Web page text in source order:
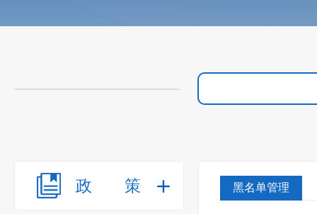
政策 黑名单管理